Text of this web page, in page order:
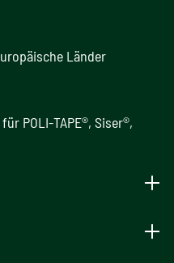
Länder
POLI-TAPE®, Siser®,